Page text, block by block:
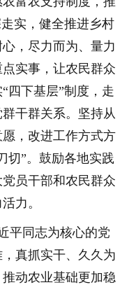
实，健全推进乡村
，尽力而为、量力
实事，让农民群众
四下基层”制度，走
干群关系。坚持从
，改进工作方式方
切”。鼓励各地实践
员干部和农民群众
力。
平同志为核心的党
真抓实干、久久为
动农业基础更加稳